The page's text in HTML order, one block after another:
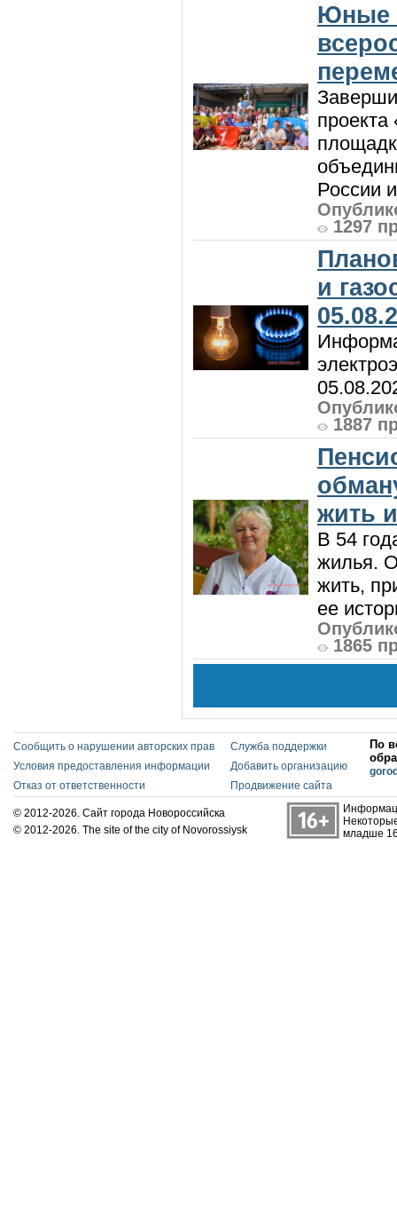
Юные
России
1297
и
1887
жить
В 54
жилья.
жить,
ее
1865
Сообщить о нарушении авторских прав
Условия предоставления информации
Отказ от ответственности
Служба поддержки
Добавить организацию
Продвижение сайта
По
© 2012-2026. Сайт города Новороссийска
© 2012-2026. The site of the city of Novorossiysk
младше